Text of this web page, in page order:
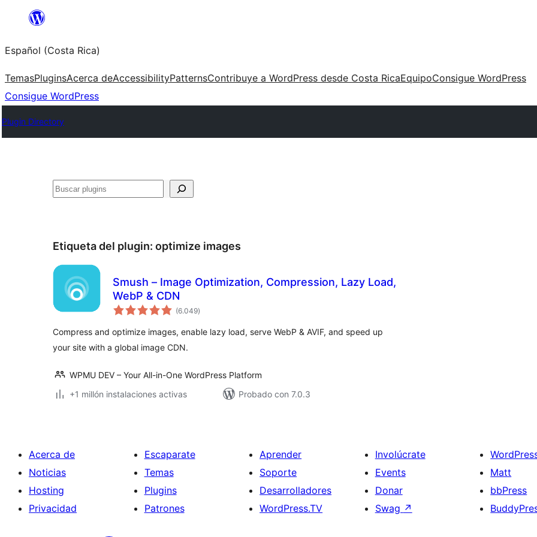
Saltar
contenido
Español (Costa Rica)
TemasPluginsAcerca deAccessibilityPatternsContribuye a WordPress desde Costa RicaEquipoConsigue WordPress
Consigue WordPress
Plugin Directory
Buscar
Etiqueta del plugin: optimize images
Smush – Image Optimization, Compression, Lazy Load,
WebP & CDN
(6.049total
de
)
Compress and optimize images, enable lazy load, serve WebP & AVIF, and speed up
your site with a global image CDN.
WPMU DEV – Your All-in-One WordPress Platform
+1 millón instalaciones activas
Probado con 7.0.3
Acerca de
Noticias
Hosting
Privacidad
Escaparate
Temas
Plugins
Patrones
Aprender
Soporte
Desarrolladores
WordPress.TV
Involúcrate
Events
Donar
Swag ↗
Matt
bbPress